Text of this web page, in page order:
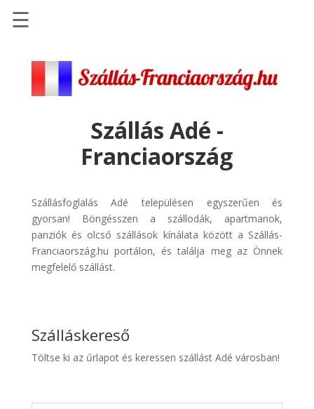
Szállások
Repülőjegy
pénzvisszatérítéssel
Discover
Cars
Transzfer
☰
Szállás Adé -
Franciaország
Szállásfoglalás Adé településen egyszerűen és
gyorsan! Böngésszen a szállodák, apartmanok,
panziók és olcsó szállások kínálata között a Szállás-
Franciaország.hu portálon, és találja meg az Önnek
megfelelő szállást.
Szálláskereső
Töltse ki az űrlapot és keressen szállást Adé városban!